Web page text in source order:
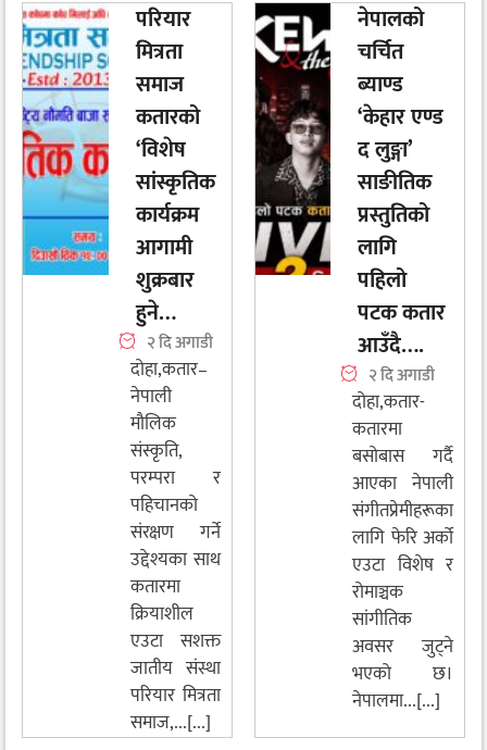
परियार
मित्रता
समाज
कतारको
‘विशेष
सांस्कृतिक
कार्यक्रम
आगामी
शुक्रबार
हुने…
२ दि अगाडी
दोहा,कतार–
नेपाली
मौलिक
संस्कृति,
परम्परा र
पहिचानको
संरक्षण गर्ने
उद्देश्यका साथ
कतारमा
क्रियाशील
एउटा सशक्त
जातीय संस्था
परियार मित्रता
समाज,...[...]
नेपालको
चर्चित
ब्याण्ड
‘केहार एण्ड
द लुङ्गा’
साङीतिक
प्रस्तुतिको
लागि
पहिलो
पटक कतार
आउँदै…. ​
२ दि अगाडी
दोहा,कतार-
कतारमा
बसोबास गर्दै
आएका नेपाली
संगीतप्रेमीहरूका
लागि फेरि अर्को
एउटा विशेष र
रोमाञ्चक
सांगीतिक
अवसर जुट्ने
भएको छ।
नेपालमा...[...]